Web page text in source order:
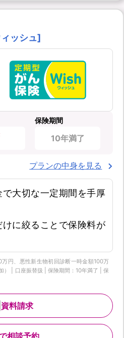
ッシュ]
保険期間
10年満了
プランの中身を見る
で大切な一定期間を手厚
に絞ることで保険料が
円、悪性新生物初回診断一時金額100万
） | 口座振替扱 | 保険期間：10年満了 | 保
相談予約
資料請求